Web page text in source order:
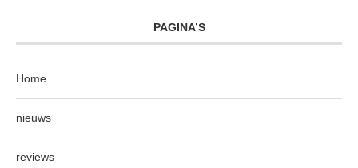
PAGINA’S
Home
nieuws
reviews